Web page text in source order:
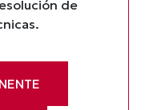
de